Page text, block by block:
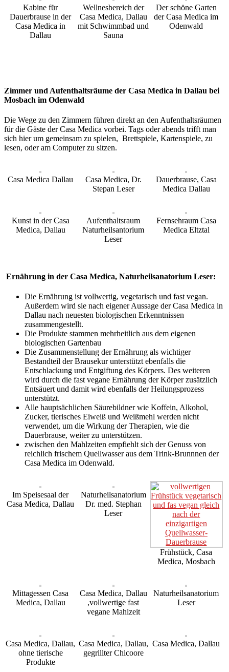
Kabine für
Dauerbrause in der
Casa Medica in
Dallau
Wellnesbereich der
Casa Medica, Dallau
mit Schwimmbad und
Sauna
Der schöne Garten
der Casa Medica im
Odenwald
Zimmer und Aufenthaltsräume der Casa Medica in Dallau bei
Mosbach im Odenwald
Die Wege zu den Zimmern führen direkt an den Aufenthaltsräumen
für die Gäste der Casa Medica vorbei. Tags oder abends trifft man
sich hier um gemeinsam zu spielen, Brettspiele, Kartenspiele, zu
lesen, oder am Computer zu sitzen.
Casa Medica Dallau
Casa Medica, Dr.
Stepan Leser
Dauerbrause, Casa
Medica Dallau
Kunst in der Casa
Medica, Dallau
Aufenthaltsraum
Naturheilsantorium
Leser
Fernsehraum Casa
Medica Eltztal
Ernährung in der Casa Medica, Naturheilsanatorium Leser:
Die Ernährung ist vollwertig, vegetarisch und fast vegan.
Außerdem wird sie nach eigener Aussage der Casa Medica in
Dallau nach neuesten biologischen Erkenntnissen
zusammengestellt.
Die Produkte stammen mehrheitlich aus dem eigenen
biologischen Gartenbau
Die Zusammenstellung der Ernährung als wichtiger
Bestandteil der Brausekur unterstützt ebenfalls die
Entschlackung und Entgiftung des Körpers. Des weiteren
wird durch die fast vegane Ernährung der Körper zusätzlich
Entsäuert und damit wird ebenfalls der Heilungsprozess
unterstützt.
Alle hauptsächlichen Säurebildner wie Koffein, Alkohol,
Zucker, tierisches Eiweiß und Weißmehl werden nicht
verwendet, um die Wirkung der Therapien, wie die
Dauerbrause, weiter zu unterstützen.
zwischen den Mahlzeiten empfiehlt sich der Genuss von
reichlich frischem Quellwasser aus dem Trink-Brunnnen der
Casa Medica im Odenwald.
Im Speisesaal der
Casa Medica, Dallau
Naturheilsanatorium
Dr. med. Stephan
Leser
Frühstück, Casa
Medica, Mosbach
Mittagessen Casa
Medica, Dallau
Casa Medica, Dallau
,vollwertige fast
vegane Mahlzeit
Naturheilsanatorium
Leser
Casa Medica, Dallau,
ohne tierische
Produkte
Casa Medica, Dallau,
gegrillter Chicoore
Casa Medica, Dallau